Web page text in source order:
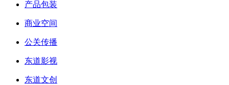
产品包装
商业空间
公关传播
东道影视
东道文创